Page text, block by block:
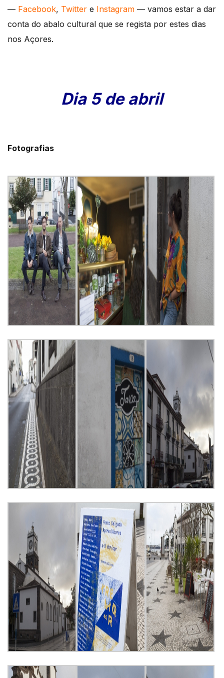
— Facebook, Twitter e Instagram — vamos estar a dar
conta do abalo cultural que se regista por estes dias
nos Açores.
Dia 5 de abril
Fotografias